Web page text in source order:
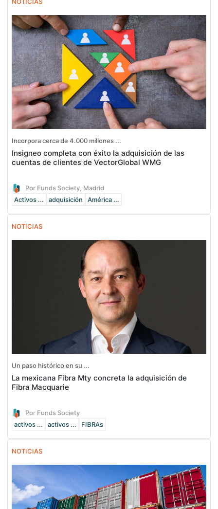
Incorpora cerca de 4.000 millones ...
Insigneo completa con éxito la adquisición de las
cuentas de clientes de VectorGlobal WMG
Por Funds Society, Madrid
Activos ...
adquisición América ...
NOTICIAS
Un paso histórico en su ...
La mexicana Fibra Mty concreta la adquisición de
Fibra Macquarie
Por Funds Society
activos ...
activos ... FIBRAs
NOTICIAS